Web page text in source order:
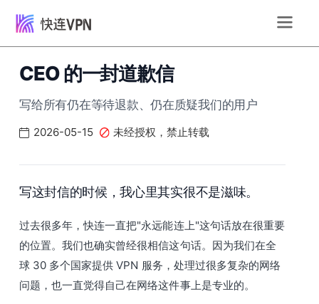
CEO 的一封道歉信
写给所有仍在等待退款、仍在质疑我们的用户
2026-05-15 未经授权，禁止转载
写这封信的时候，我心里其实很不是滋味。
过去很多年，快连一直把"永远能连上"这句话放在很重要
的位置。我们也确实曾经很相信这句话。因为我们在全
球 30 多个国家提供 VPN 服务，处理过很多复杂的网络
问题，也一直觉得自己在网络这件事上是专业的。